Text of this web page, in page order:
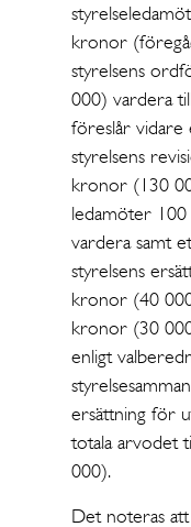
kronor
styrelsens
000) vardera
föreslår
styrelsens
kronor (130
ledamöter
vardera samt
styrelsens
kronor (40
kronor (30
enligt
ersättning för
totala arvodet
000).
Det noteras